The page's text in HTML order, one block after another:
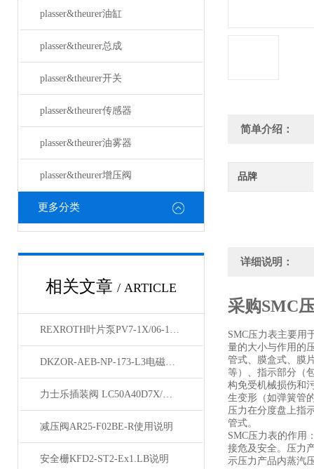
plasser&theurer油缸
plasser&theurer总成
plasser&theurer开关
plasser&theurer传感器
plasser&theurer油雾器
plasser&theurer增压阀
更多分类
相关文章 / ARTICLE
REXROTH叶片泵PV7-1X/06-14RA01MA3-07天津经销
DKZOR-AEB-NP-173-L3电磁阀参数
力士乐插装阀 LC50A40D7X/货期短
减压阀AR25-F02BE-R使用说明
安全栅KFD2-ST2-Ex1.LB说明
简单介绍：
品牌
详细说明：
采购SMC
SMC压力表主要用
量的大小与作用的
管式、膜盒式、膜
等）、指示部分（
构免受机械损伤和
生变形（如弹簧管
压力在分度盘上指
管式。
SMC压力表的作用
接危及安全。压力
示压力产品内蒸汽